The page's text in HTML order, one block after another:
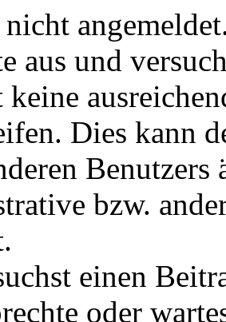
aus und
keine
Dies kann
Benutzers
bzw.
einen
oder